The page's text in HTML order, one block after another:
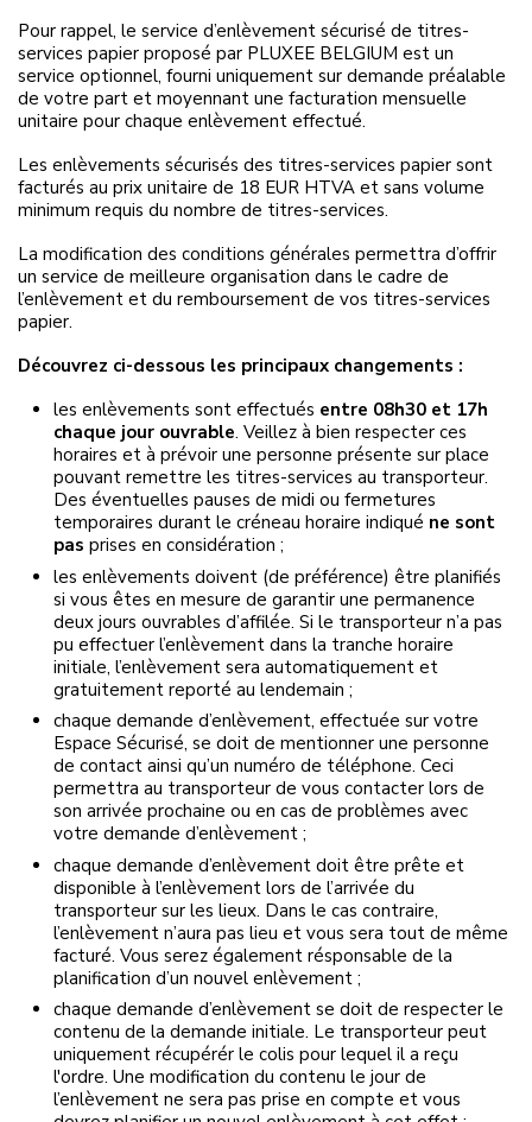
Pour rappel, le service d’enlèvement sécurisé de titres-
services papier proposé par PLUXEE BELGIUM est un
service optionnel, fourni uniquement sur demande préalable
de votre part et moyennant une facturation mensuelle
unitaire pour chaque enlèvement effectué.
Les enlèvements sécurisés des titres-services papier sont
facturés au prix unitaire de 18 EUR HTVA et sans volume
minimum requis du nombre de titres-services.
La modification des conditions générales permettra d’offrir
un service de meilleure organisation dans le cadre de
l’enlèvement et du remboursement de vos titres-services
papier.
Découvrez ci-dessous les principaux changements :
les enlèvements sont effectués entre 08h30 et 17h
chaque jour ouvrable. Veillez à bien respecter ces
horaires et à prévoir une personne présente sur place
pouvant remettre les titres-services au transporteur.
Des éventuelles pauses de midi ou fermetures
temporaires durant le créneau horaire indiqué ne sont
pas prises en considération ;
les enlèvements doivent (de préférence) être planifiés
si vous êtes en mesure de garantir une permanence
deux jours ouvrables d’affilée. Si le transporteur n’a pas
pu effectuer l’enlèvement dans la tranche horaire
initiale, l’enlèvement sera automatiquement et
gratuitement reporté au lendemain ;
chaque demande d’enlèvement, effectuée sur votre
Espace Sécurisé, se doit de mentionner une personne
de contact ainsi qu’un numéro de téléphone. Ceci
permettra au transporteur de vous contacter lors de
son arrivée prochaine ou en cas de problèmes avec
votre demande d’enlèvement ;
chaque demande d’enlèvement doit être prête et
disponible à l’enlèvement lors de l’arrivée du
transporteur sur les lieux. Dans le cas contraire,
l’enlèvement n’aura pas lieu et vous sera tout de même
facturé. Vous serez également résponsable de la
planification d’un nouvel enlèvement ;
chaque demande d’enlèvement se doit de respecter le
contenu de la demande initiale. Le transporteur peut
uniquement récupérér le colis pour lequel il a reçu
l'ordre. Une modification du contenu le jour de
l’enlèvement ne sera pas prise en compte et vous